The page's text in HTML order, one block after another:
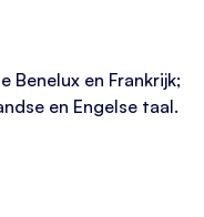
Benelux en Frankrijk;
en Engelse taal.